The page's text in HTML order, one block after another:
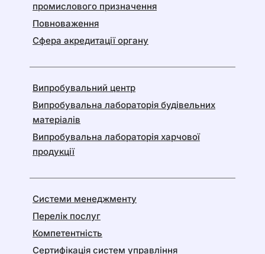
промислового призначення
Повноваження
Сфера акредитації органу
Випробувальний центр
Випробувальна лабораторія будівельних
матеріалів
Випробувальна лабораторія харчової
продукції
Системи менеджменту
Перелік послуг
Компетентність
Сертифікація систем управління